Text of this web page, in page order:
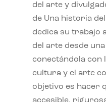
del arte y
de Una historia
dedica su trabajo
del arte desde
conectándola con
cultura y el arte
objetivo es hacer
accesible,